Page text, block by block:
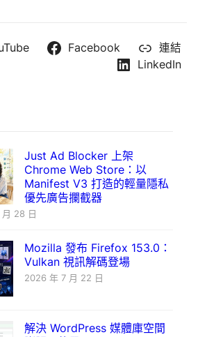
Facebook
連結
LinkedIn
Just Ad Blocker 上架
Chrome Web Store：以
Manifest V3 打造的輕量隱私
優先廣告攔截器
28 日
Mozilla 發布 Firefox 153.0：
Vulkan 視訊解碼登場
2026 年 7 月 22 日
解決 WordPress 媒體庫空間